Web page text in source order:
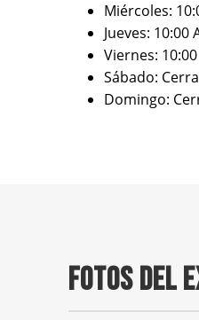
Miércoles:
Jueves: 10:00
Viernes:
Sábado:
Domingo:
FOTOS DEL